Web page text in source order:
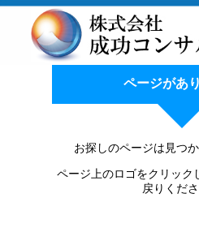
ページがあ
お探しのページは見つ
ページ上のロゴをクリック
戻りくださ